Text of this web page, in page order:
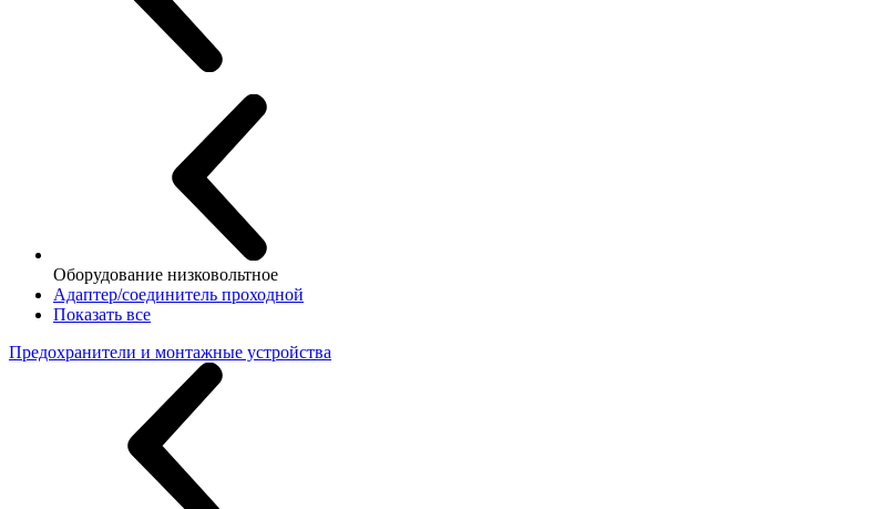
Оборудование низковольтное
Адаптер/соединитель проходной
Показать все
Предохранители и монтажные устройства